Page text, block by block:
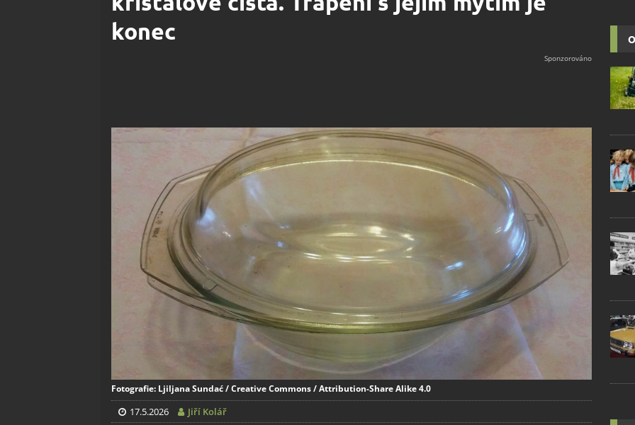
konec
Fotografie: Ljiljana Sundać / Creative Commons / Attribution-Share Alike 4.0
17.5.2026 Jiří Kolář